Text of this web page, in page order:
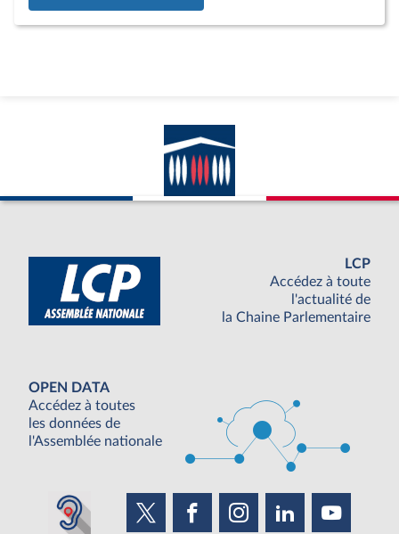
LCP
Accédez à toute
l'actualité de
la Chaine Parlementaire
OPEN DATA
Accédez à toutes
les données de
l'Assemblée nationale